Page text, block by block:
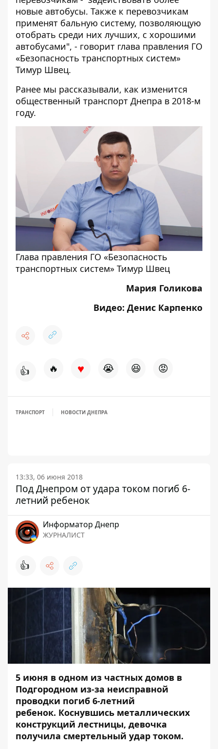
новые автобусы. Также к перевозчикам
применят бальную систему, позволяющую
отобрать среди них лучших, с хорошими
автобусами", - говорит глава правления ГО
«Безопасность транспортных систем»
Тимур Швец.
Ранее мы рассказывали, как изменится
общественный транспорт Днепра в 2018-м
году.
Глава правления ГО «Безопасность
транспортных систем» Тимур Швец
Мария Голикова
Видео: Денис Карпенко
👍 🔥 ♥ 😭 😆 😡
ТРАНСПОРТ НОВОСТИ ДНЕПРА
13:33, 06 июня 2018
Под Днепром от удара током погиб 6-
летний ребенок
Информатор Днепр
ЖУРНАЛИСТ
👍
5 июня в одном из частных домов в
Подгородном из-за неисправной
проводки погиб 6-летний
ребенок. Коснувшись металлических
конструкций лестницы, девочка
получила смертельный удар током.